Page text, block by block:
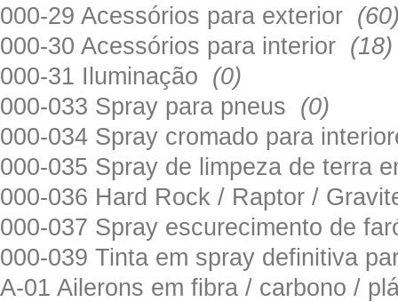
000-29 Acessórios para exterior
000-30 Acessórios para interior (18)
000-31 Iluminação (0)
000-033 Spray para pneus (0)
000-034 Spray cromado para
000-035 Spray de limpeza de terra
000-036 Hard Rock / Raptor /
000-037 Spray escurecimento de
000-039 Tinta em spray definitiva
A-01 Ailerons em fibra / carbono /